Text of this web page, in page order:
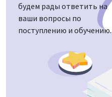
будем рады ответить на
ваши вопросы по
поступлению и обучению.